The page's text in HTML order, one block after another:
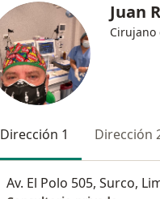
Juan
Cirujano
Dirección 1 Dirección
Av. El Polo 505, Surco,